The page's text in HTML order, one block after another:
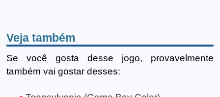
Veja também
Se você gosta desse jogo, provavelmente
também vai gostar desses: